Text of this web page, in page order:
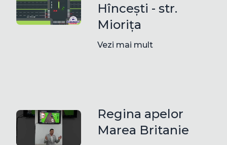
Hîncești - str.
Miorița
Vezi mai mult
Regina apelor
Marea Britanie